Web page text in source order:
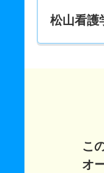
人間・動物行
人間・動物行
人間・動物
3.20倍
松山看護
こ
オ